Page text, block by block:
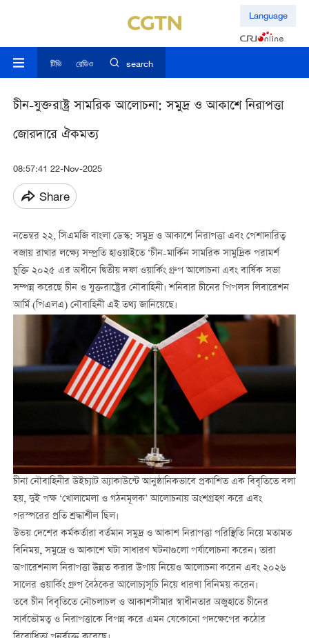
Language
টিভি রেডিও search
চীন-যুক্তরাষ্ট্র সামরিক আলোচনা: সমুদ্র ও আকাশে নিরাপত্তা
জোরদারে ঐকমত্য
08:57:41 22-Nov-2025
Share
নভেম্বর ২২, সিএমজি বাংলা ডেস্ক: সমুদ্র ও আকাশে নিরাপত্তা এবং পেশাদারিত্ব
বজায় রাখার লক্ষ্যে সম্প্রতি হাওয়াইতে ‘চীন-মার্কিন সামরিক সামুদ্রিক পরামর্শ
চুক্তি ২০২৫ এর অধীনে দ্বিতীয় দফা ওয়ার্কিং গ্রুপ আলোচনা এবং বার্ষিক সভা
সম্পন্ন করেছে চীন ও যুক্তরাষ্ট্রের নৌবাহিনী। শনিবার চীনের পিপলস লিবারেশন
আর্মি (পিএলএ) নৌবাহিনী এই তথ্য জানিয়েছে।
চীনা নৌবাহিনীর উইচ্যাট অ্যাকাউন্টে আনুষ্ঠানিকভাবে প্রকাশিত এক বিবৃতিতে বলা
হয়, দুই পক্ষ ‘খোলামেলা ও গঠনমূলক’ আলোচনায় অংশগ্রহণ করে এবং
পরস্পরের প্রতি শ্রদ্ধাশীল ছিল।
উভয় দেশের কর্মকর্তারা বর্তমান সমুদ্র ও আকাশ নিরাপত্তা পরিস্থিতি নিয়ে মতামত
বিনিময়, সমুদ্রে ও আকাশে ঘটা সাধারণ ঘটনাগুলো পর্যালোচনা করেন। তারা
অপারেশনাল নিরাপত্তা উন্নত করার উপায় নিয়েও আলোচনা করেন এবং ২০২৬
সালের ওয়ার্কিং গ্রুপ বৈঠকের আলোচ্যসূচি নিয়ে ধারণা বিনিময় করেন।
তবে চীন বিবৃতিতে নৌচলাচল ও আকাশসীমার স্বাধীনতার অজুহাতে চীনের
সার্বভৌমত্ব ও নিরাপত্তাকে বিপন্ন করে এমন যেকোনো পদক্ষেপের কঠোর